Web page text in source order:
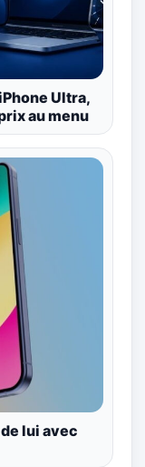
Ultra,
au menu
lui avec